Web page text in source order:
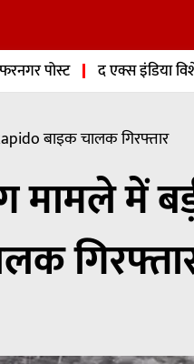
पोस्ट द एक्स इंडिया
बाइक चालक गिरफ्तार
मामले में